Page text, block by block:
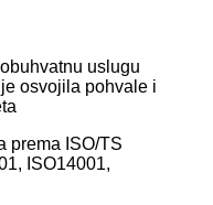
uslugu
osvojila pohvale i
prema ISO/TS
ISO14001,